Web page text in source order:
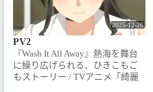
作：はっとりみつる（掲載「ヤ
ングガンガン」 スクウェア・エ
ニックス刊）監督：大西健太
（オクルトノボル）シリーズ構
成・脚本：待田堂子 / キャラクタ
ーデザイン：戸沢東 / 音楽：秩父
英里 / アニメーション制作：オク
2025-12-26
PV2
『Wash It All Away』熱海を舞台
に繰り広げられる、ひきこもご
もストーリー / TVアニメ「綺麗